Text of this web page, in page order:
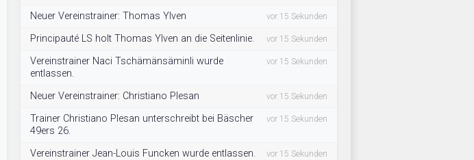
Neuer Vereinstrainer: Thomas Ylven vor 15 Sekunden
Principauté LS holt Thomas Ylven an die Seitenlinie. vor 15 Sekunden
Vereinstrainer Naci Tschämänsäminli wurde
entlassen.
vor 15 Sekunden
Neuer Vereinstrainer: Christiano Plesan vor 15 Sekunden
Trainer Christiano Plesan unterschreibt bei Bäscher
49ers 26.
vor 15 Sekunden
Vereinstrainer Jean-Louis Funcken wurde entlassen. vor 15 Sekunden